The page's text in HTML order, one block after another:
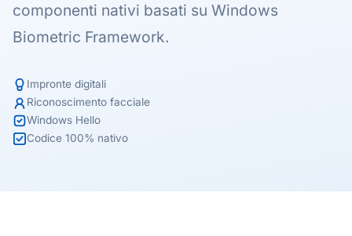
componenti nativi basati su Windows
Biometric Framework.
Impronte digitali
Riconoscimento facciale
Windows Hello
Codice 100% nativo